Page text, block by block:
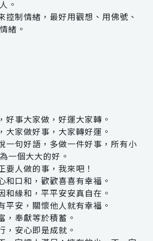
。
控制情緒，最好用觀想、用佛號、
緒。
好事大家做，好運大家轉。
大家做好事，大家轉好運。
一句好語，多做一件好事，所有小
一個大大的好。
要人做的事，我來吧！
和口和，歡歡喜喜有幸福。
和緣和，平平安安真自在。
平安，關懷他人就有幸福。
，奉獻等於積蓄。
，安心即是成就。